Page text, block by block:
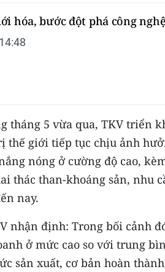
hóa, bước đột phá công
tháng 5 vừa qua, TKV triển
giới tiếp tục chịu ảnh
nóng ở cường độ cao,
thác than-khoáng sản, nhu
nay.
nhận định: Trong bối cảnh
ở mức cao so với trung
sản xuất, cơ bản hoàn